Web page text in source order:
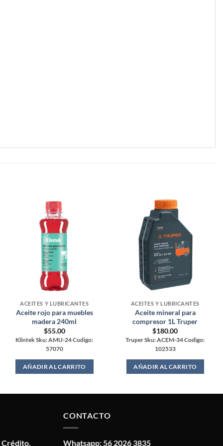
ACEITES Y LUBRICANTES
Aceite rojo para muebles
madera 240ml
$55.00
Klintek Sku: AMU-24 Codigo:
57070
AÑADIR AL CARRITO
ACEITES Y LUBRICANTES
Aceite mineral para
compresor 1L Truper
$180.00
Truper Sku: ACEM-34 Codigo:
102533
AÑADIR AL CARRITO
CONTACTO
Whatsapp: 56 2026 3835